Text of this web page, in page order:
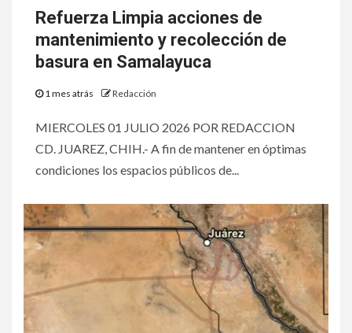
Refuerza Limpia acciones de
mantenimiento y recolección de
basura en Samalayuca
1 mes atrás Redacción
MIERCOLES 01 JULIO 2026 POR REDACCION
CD. JUAREZ, CHIH.- A fin de mantener en óptimas
condiciones los espacios públicos de...